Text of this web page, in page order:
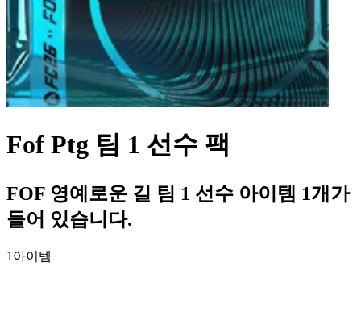
Fof Ptg 팀 1 선수 팩
FOF 영예로운 길 팀 1 선수 아이템 1개가
들어 있습니다.
1 아이템